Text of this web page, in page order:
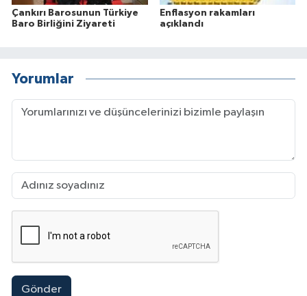
Çankırı Barosunun Türkiye
Baro Birliğini Ziyareti
Enflasyon rakamları
açıklandı
Yorumlar
Gönder